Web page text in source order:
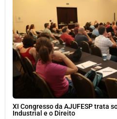
XI Congresso da AJUFESP trata
Industrial e o Direito